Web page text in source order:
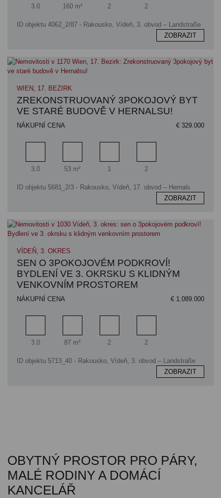
3.0
160 m²
2
2
ID objektu 4062_2/87 - Rakousko, Vídeň, 3. obvod – Landstraße
ZOBRAZIT
WIEN, 17. BEZIRK
ZREKONSTRUOVANÝ 3POKOJOVÝ BYT
VE STARÉ BUDOVĚ V HERNALSU!
NÁKUPNÍ CENA € 329.000
Pokoj
3.0
Obytný prostor
53 m²
Koupelna
1
Ložnice
2
ID objektu 5681_2/3 - Rakousko, Vídeň, 17. obvod – Hernals
ZOBRAZIT
VÍDEŇ, 3. OKRES
SEN O 3POKOJOVÉM PODKROVÍ!
BYDLENÍ VE 3. OKRSKU S KLIDNÝM
VENKOVNÍM PROSTOREM
NÁKUPNÍ CENA € 1.089.000
Pokoj
3.0
Obytný prostor
87 m²
Koupelna
2
Ložnice
2
ID objektu 5713_40 - Rakousko, Vídeň, 3. obvod – Landstraße
ZOBRAZIT
OBYTNÝ PROSTOR PRO PÁRY,
MALÉ RODINY A DOMÁCÍ
KANCELÁŘ